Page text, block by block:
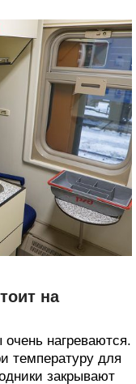
на
нагреваются.
температуру для
закрывают